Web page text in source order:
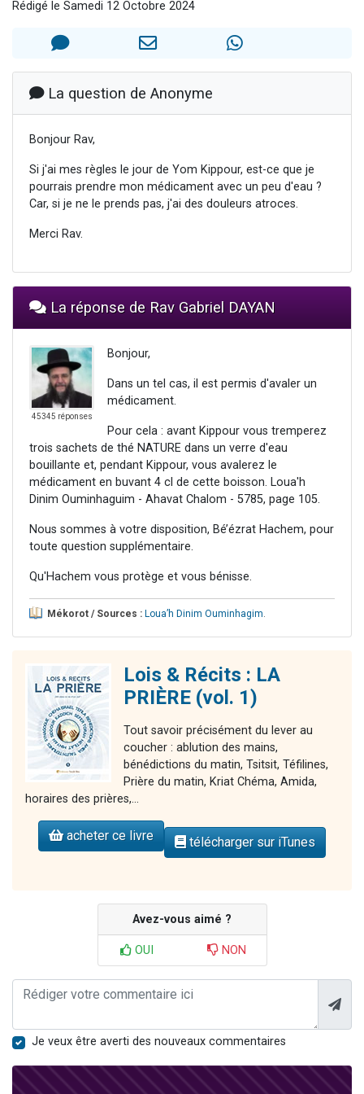
2 personnes viennent de faire un don pour 1 Journée de Vacances Pour les Enfants
Il reste 49 places pour étudier en groupe sur Zoom
2 personnes viennent de nous rejoindre sur WhatsApp
Rédigé le Samedi 12 Octobre 2024
La question de Anonyme
Bonjour Rav,
Si j'ai mes règles le jour de Yom Kippour, est-ce que je
pourrais prendre mon médicament avec un peu d'eau ?
Car, si je ne le prends pas, j'ai des douleurs atroces.
Merci Rav.
La réponse de Rav Gabriel DAYAN
45345 réponses
Bonjour,
Dans un tel cas, il est permis d'avaler un
médicament.
Pour cela : avant Kippour vous tremperez
trois sachets de thé NATURE dans un verre d'eau
bouillante et, pendant Kippour, vous avalerez le
médicament en buvant 4 cl de cette boisson. Loua'h
Dinim Ouminhaguim - Ahavat Chalom - 5785, page 105.
Nous sommes à votre disposition, Bé’ézrat Hachem, pour
toute question supplémentaire.
Qu'Hachem vous protège et vous bénisse.
Mékorot / Sources : Loua’h Dinim Ouminhagim.
Lois & Récits : LA
PRIÈRE (vol. 1)
Tout savoir précisément du lever au
coucher : ablution des mains,
bénédictions du matin, Tsitsit, Téfilines,
Prière du matin, Kriat Chéma, Amida,
horaires des prières,...
acheter ce livre télécharger sur iTunes
Avez-vous aimé ?
OUI NON
Je veux être averti des nouveaux commentaires